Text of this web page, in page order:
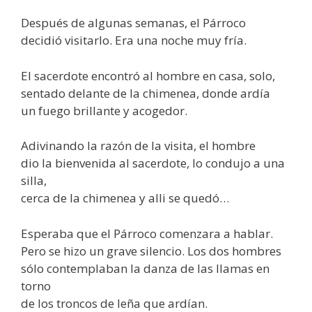
Después de algunas semanas, el Párroco
decidió visitarlo. Era una noche muy fría.
El sacerdote encontró al hombre en casa, solo,
sentado delante de la chimenea, donde ardía
un fuego brillante y acogedor.
Adivinando la razón de la visita, el hombre
dio la bienvenida al sacerdote, lo condujo a una
silla,
cerca de la chimenea y alli se quedó…
Esperaba que el Párroco comenzara a hablar.
Pero se hizo un grave silencio. Los dos hombres
sólo contemplaban la danza de las llamas en
torno
de los troncos de leña que ardían.